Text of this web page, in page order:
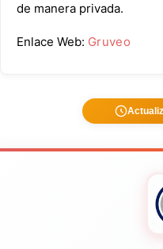
de manera privada.
Enlace Web: Gruveo